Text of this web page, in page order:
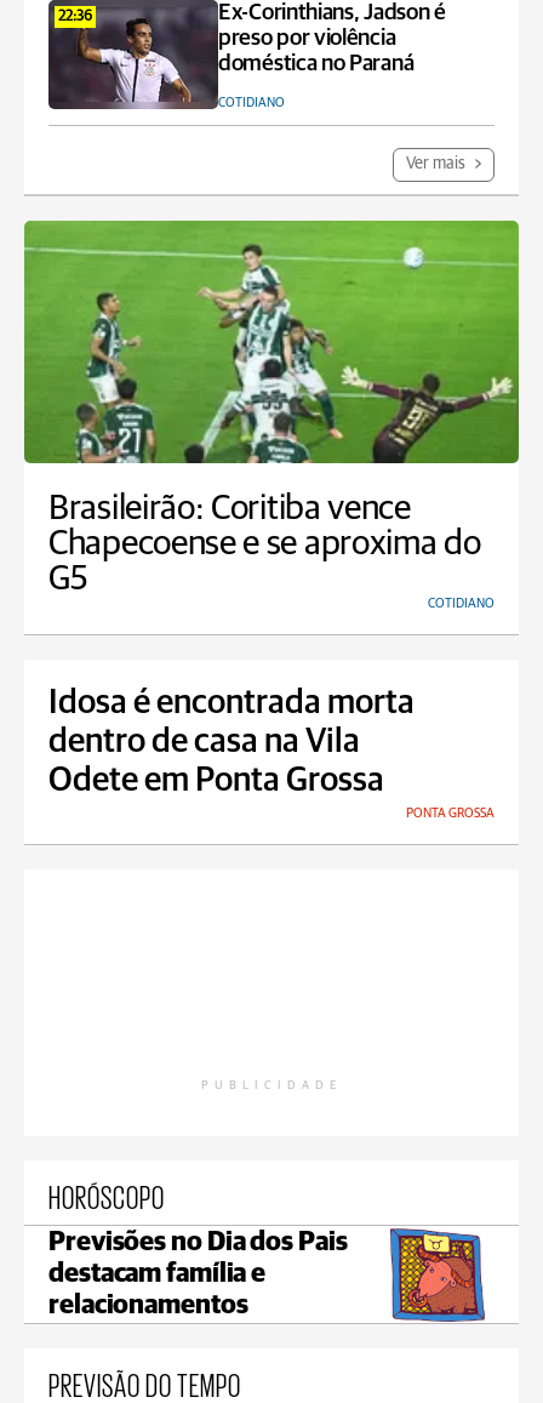
22:36
Ex-Corinthians, Jadson é
preso por violência
doméstica no Paraná
COTIDIANO
Ver mais
Brasileirão: Coritiba vence
Chapecoense e se aproxima do
G5
COTIDIANO
Idosa é encontrada morta
dentro de casa na Vila
Odete em Ponta Grossa
PONTA GROSSA
PUBLICIDADE
HORÓSCOPO
Previsões no Dia dos Pais
destacam família e
relacionamentos
PREVISÃO DO TEMPO